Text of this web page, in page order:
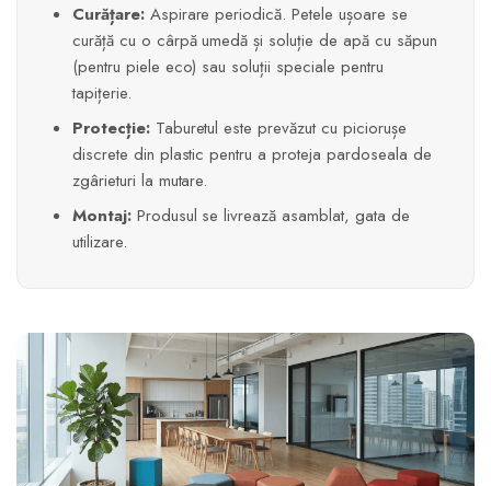
Curățare:Aspirare periodică. Petele ușoare se
curăță cu o cârpă umedă și soluție de apă cu săpun
(pentru piele eco) sau soluții speciale pentru
tapițerie.
Protecție:Taburetul este prevăzut cu piciorușe
discrete din plastic pentru a proteja pardoseala de
zgârieturi la mutare.
Montaj:Produsul se livrează asamblat, gata de
utilizare.